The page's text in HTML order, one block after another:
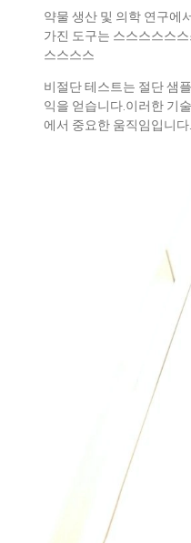
약물 생산 및 의학 연구에
가진 도구는 스스스스스
스스스스
비절단 테스트는 절단 샘
익을 얻습니다.이러한 기
에서 중요한 움직임입니다.